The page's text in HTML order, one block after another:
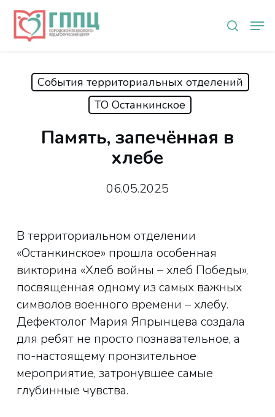
Skip
main
search
События территориальных отделений
ТО Останкинское
Память, запечённая в
хлебе
06.05.2025
В территориальном отделении
«Останкинское» прошла особенная
викторина «Хлеб войны – хлеб Победы»,
посвященная одному из самых важных
символов военного времени – хлебу.
Дефектолог Мария Япрынцева создала
для ребят не просто познавательное, а
по-настоящему пронзительное
мероприятие, затронувшее самые
глубинные чувства.